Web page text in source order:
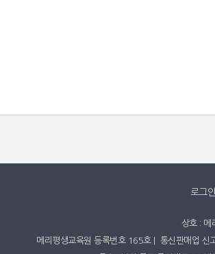
로그인
상호 :
메리평생교육원 등록번호 165호​ ​| ​ ​​​통신판매업